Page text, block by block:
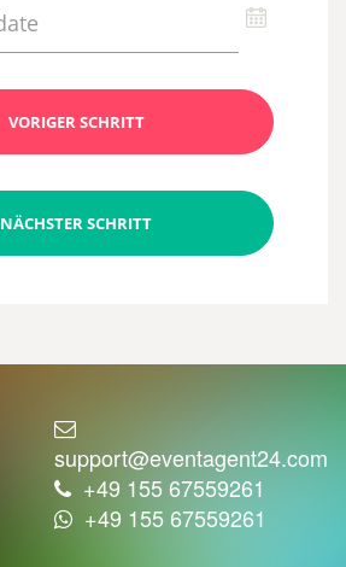
VORIGER SCHRITT
NÄCHSTER SCHRITT
support@eventagent24.com
+49 155 67559261
+49 155 67559261